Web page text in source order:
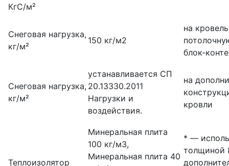
КгС/м²
Снеговая нагрузка,
кг/м²
150 кг/м2
на
блок-
Снеговая нагрузка,
кг/м²
устанавливается СП
20.13330.2011
Нагрузки и
воздействия.
на
кровли
Теплоизолятор
Минеральная плита
100 кг/м3,
Минеральная плита 40
* —
толщиной